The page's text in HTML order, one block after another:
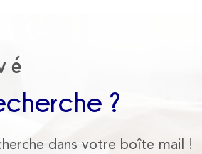
?
dans votre boîte mail !